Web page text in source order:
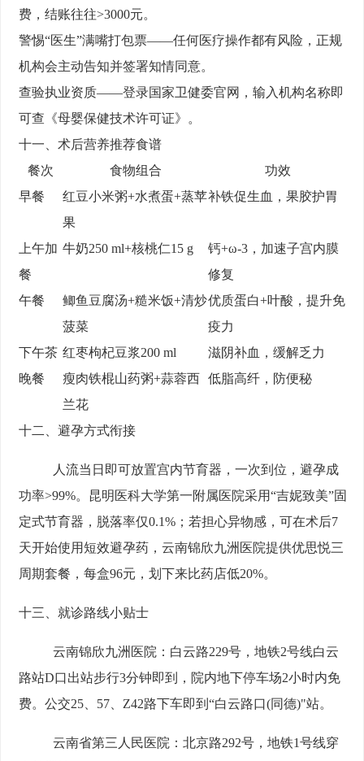
费，结账往往>3000元。
警惕“医生”满嘴打包票——任何医疗操作都有风险，正规
机构会主动告知并签署知情同意。
查验执业资质——登录国家卫健委官网，输入机构名称即
可查《母婴保健技术许可证》。
十一、术后营养推荐食谱
餐次
食物组合
功效
早餐
红豆小米粥+水煮蛋+蒸苹
果
补铁促生血，果胶护胃
上午加
餐
牛奶250 ml+核桃仁15 g
钙+ω-3，加速子宫内膜
修复
午餐
鲫鱼豆腐汤+糙米饭+清炒
菠菜
优质蛋白+叶酸，提升免
疫力
下午茶 红枣枸杞豆浆200 ml
滋阴补血，缓解乏力
晚餐
瘦肉铁棍山药粥+蒜蓉西
兰花
低脂高纤，防便秘
十二、避孕方式衔接
人流当日即可放置宫内节育器，一次到位，避孕成
功率>99%。昆明医科大学第一附属医院采用“吉妮致美”固
定式节育器，脱落率仅0.1%；若担心异物感，可在术后7
天开始使用短效避孕药，云南锦欣九洲医院提供优思悦三
周期套餐，每盒96元，划下来比药店低20%。
十三、就诊路线小贴士
云南锦欣九洲医院： 白云路229号，地铁2号线白云
路站D口出站步行3分钟即到，院内地下停车场2小时内免
费。公交25、57、Z42路下车即到“白云路口(同德)"站。
云南省第三人民医院：北京路292号，地铁1号线穿